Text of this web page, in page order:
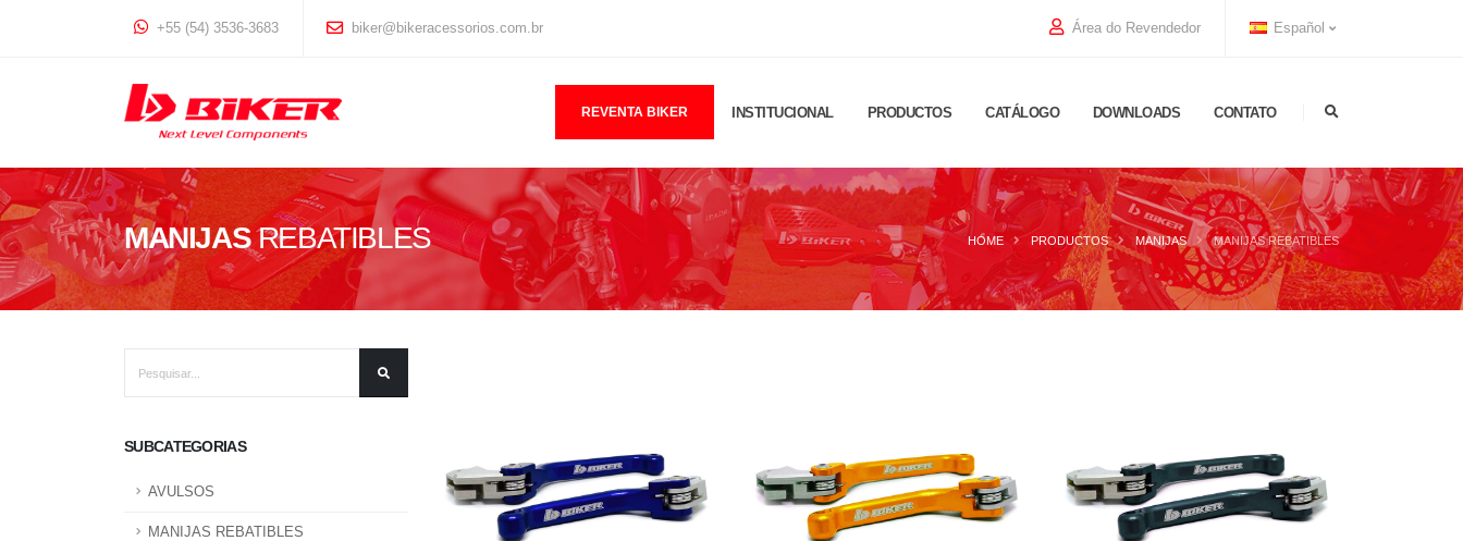
+55 (54) 3536-3683 biker@bikeracessorios.com.br Área do Revendedor Español
REVENTA BIKER INSTITUCIONAL PRODUCTOS CATÁLOGO DOWNLOADS CONTATO
MANIJASREBATIBLES HOME PRODUCTOS MANIJAS MANIJAS REBATIBLES
SUBCATEGORIAS
AVULSOS
MANIJAS REBATIBLES